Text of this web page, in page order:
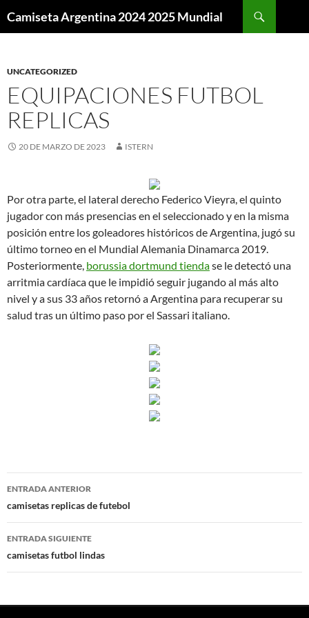
Camiseta Argentina 2024 2025 Mundial
UNCATEGORIZED
EQUIPACIONES FUTBOL
REPLICAS
20 DE MARZO DE 2023 ISTERN
Por otra parte, el lateral derecho Federico Vieyra, el quinto
jugador con más presencias en el seleccionado y en la misma
posición entre los goleadores históricos de Argentina, jugó su
último torneo en el Mundial Alemania Dinamarca 2019.
Posteriormente, borussia dortmund tiendase le detectó una
arritmia cardíaca que le impidió seguir jugando al más alto
nivel y a sus 33 años retornó a Argentina para recuperar su
salud tras un último paso por el Sassari italiano.
Navegación
de
entradas
ENTRADA ANTERIOR
camisetas replicas de futebol
ENTRADA SIGUIENTE
camisetas futbol lindas